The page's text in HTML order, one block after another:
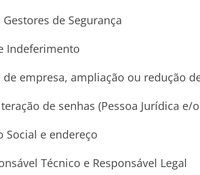
de Segurança
Indeferimento
empresa, ampliação ou redução
de senhas (Pessoa Jurídica e/
Social e endereço
Técnico e Responsável Legal